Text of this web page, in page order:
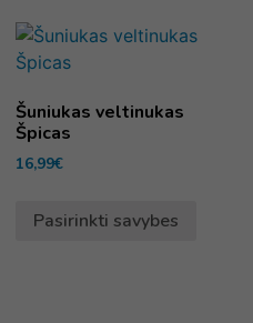
Šuniukas veltinukas
Špicas
16,99€
Pasirinkti savybes